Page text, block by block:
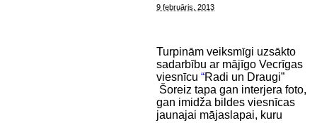
9 februāris, 2013
Turpinām veiksmīgi uzsākto
sadarbību ar mājīgo Vecrīgas
viesnīcu“Radi un Draugi”
Šoreiz tapa gan interjera foto,
gan imidža bildes viesnīcas
jaunajai mājaslapai, kuru